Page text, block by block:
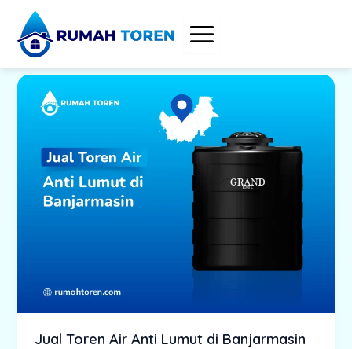
content
Jual Toren Air Anti Lumut di Banjarmasin